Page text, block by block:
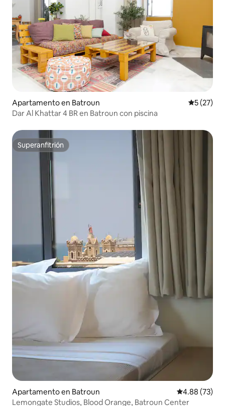
Apartamento en Batroun
5 (27)
Dar Al Khattar 4 BR en Batroun con piscina
Superanfitrión
Superanfitrión
Apartamento en Batroun Calificación
4.88 (73)
Lemongate Studios, Blood Orange, Batroun Center